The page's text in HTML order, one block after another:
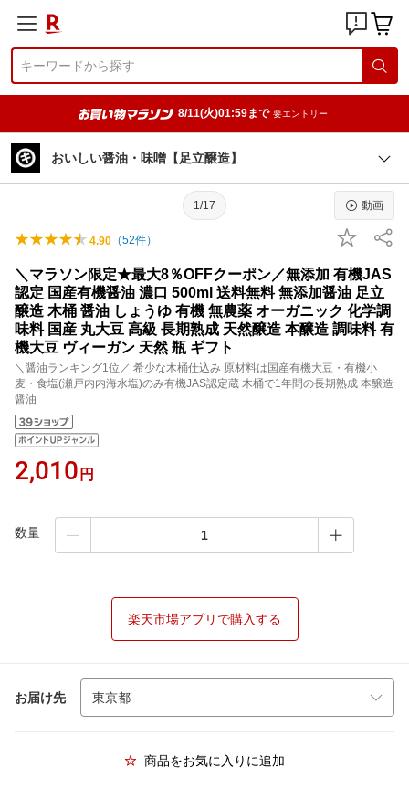
8/11(火)01:59まで 要エントリー
おいしい醤油・味噌【足立醸造】
1/17 動画
4.90 （52件）
＼マラソン限定★最大8％OFFクーポン／無添加 有機JAS
認定 国産有機醤油 濃口 500ml 送料無料 無添加醤油 足立
醸造 木桶 醤油 しょうゆ 有機 無農薬 オーガニック 化学調
味料 国産 丸大豆 高級 長期熟成 天然醸造 本醸造 調味料 有
機大豆 ヴィーガン 天然 瓶 ギフト
＼醤油ランキング1位／ 希少な木桶仕込み 原材料は国産有機大豆・有機小
麦・食塩(瀬戸内内海水塩)のみ有機JAS認定蔵 木桶で1年間の長期熟成 本醸造
醤油
2,010 円
数量
楽天市場アプリで購入する
お届け先
商品をお気に入りに追加